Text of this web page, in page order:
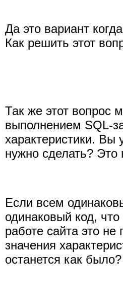
Да это вариант
Как решить этот
Так же этот вопрос
выполнением SQL-
характеристики. Вы
нужно сделать? Это
Если всем
одинаковый код,
работе сайта это
значения
останется как было?